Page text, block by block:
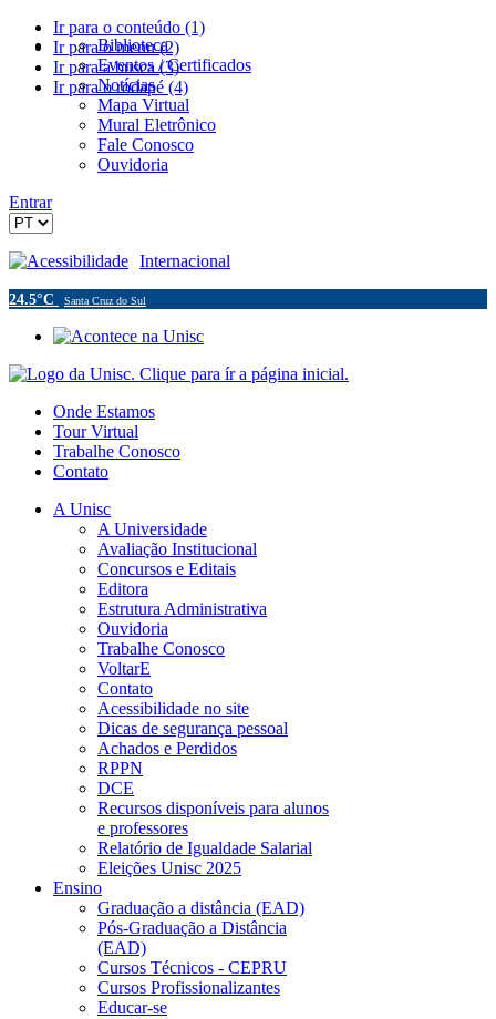
Ir para o conteúdo (1)
Ir para o menu (2)
Ir para a busca (3)
Ir para o rodapé (4)
Biblioteca
Eventos / Certificados
Notícias
Mapa Virtual
Mural Eletrônico
Fale Conosco
Ouvidoria
Entrar
Acessibilidade Internacional
24.5°C Santa Cruz do Sul
Onde Estamos
Tour Virtual
Trabalhe Conosco
Contato
A Unisc
A Universidade
Avaliação Institucional
Concursos e Editais
Editora
Estrutura Administrativa
Ouvidoria
Trabalhe Conosco
VoltarE
Contato
Acessibilidade no site
Dicas de segurança pessoal
Achados e Perdidos
RPPN
DCE
Recursos disponíveis para alunos
e professores
Relatório de Igualdade Salarial
Eleições Unisc 2025
Ensino
Graduação a distância (EAD)
Pós-Graduação a Distância
(EAD)
Cursos Técnicos - CEPRU
Cursos Profissionalizantes
Educar-se